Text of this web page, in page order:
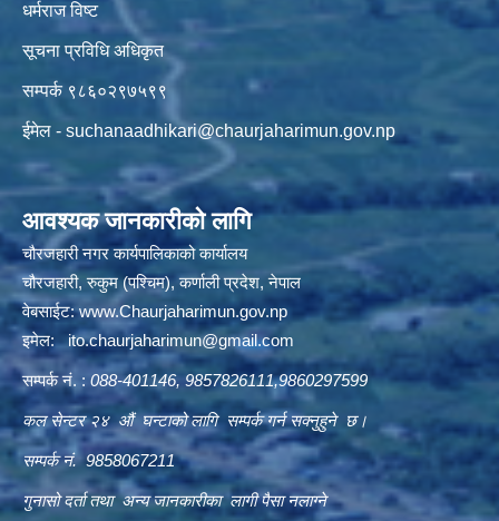
धर्मराज विष्ट
सूचना प्रविधि अधिकृत
सम्पर्क ९८६०२९७५९९
ईमेल - suchanaadhikari@chaurjaharimun.gov.np
आवश्यक जानकारीको लागि
चौरजहारी नगर कार्यपालिकाको कार्यालय
चौरजहारी, रुकुम (पश्चिम), कर्णाली प्रदेश, नेपाल
वेबसाईट:www.Chaurjaharimun.gov.np
इमेल:ito.chaurjaharimun@gmail.com
सम्पर्क नं. : 088-401146, 9857826111,9860297599
कल सेन्टर २४ औं घन्टाको लागि सम्पर्क गर्न सक्नुहुने छ।
सम्पर्क नं. 9858067211
गुनासो दर्ता तथा अन्य जानकारीका लागी पैसा नलाग्ने